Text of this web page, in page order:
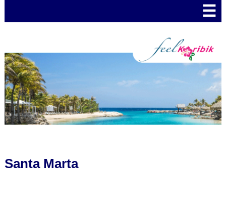
☰
Santa Marta